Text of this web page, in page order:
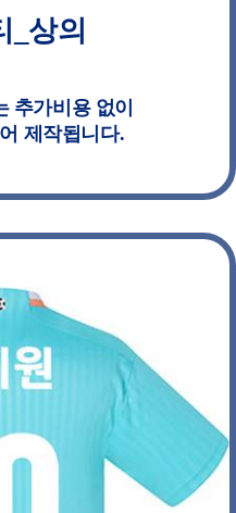
_상의
추가비용 없이
제작됩니다.